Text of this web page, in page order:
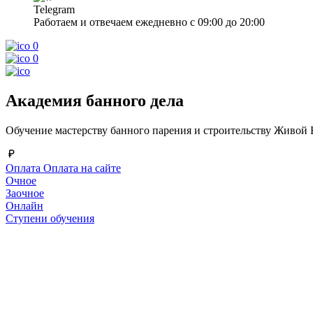
Telegram
Работаем и отвечаем ежедневно с 09:00 до 20:00
0
0
Академия банного дела
Обучение мастерству банного парения и строительству Живой
Оплата Оплата на сайте
Очное
Заочное
Онлайн
Cтупени обучения